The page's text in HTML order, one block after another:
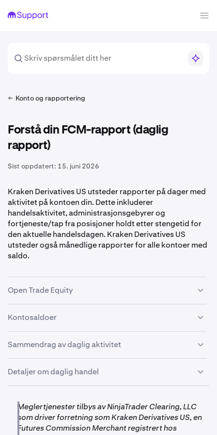
Konto og rapportering
Forstå din FCM-rapport (daglig
rapport)
Sist oppdatert: 15. juni 2026
Kraken Derivatives US utsteder rapporter på dager med
aktivitet på kontoen din. Dette inkluderer
handelsaktivitet, administrasjonsgebyrer og
fortjeneste/tap fra posisjoner holdt etter stengetid for
den aktuelle handelsdagen. Kraken Derivatives US
utsteder også månedlige rapporter for alle kontoer med
saldo.
Open Trade Equity
Dette vil kun ha en oppføring hvis du holdt en posisjon
i en posisjon ved stengetid, vil rapporten vise
egenkapitalen i den åpne posisjonen.
denne seksjonen.
Kontosaldoer
Denne seksjonen gir en oversikt over saldoen din for den
aktuelle handelsdagen.
Startsaldo er saldoen på kontoen din ved starten av
Sammendrag av daglig aktivitet
Denne seksjonen spesifiserer aktivitet på kontoen din fra
den aktuelle handelsdagen. På venstre side vil du se
futureskontraktene som er handlet på kontoen din,
sammen med clearinggebyrer og
administrasjonsgebyrer (hvis aktuelt):
Detaljer om daglig handel
kontoen din i løpet av en bestemt handelsdag.
Meglertjenester tilbys av NinjaTrader Clearing, LLC
som driver forretning som Kraken Derivatives US, en
Futures Commission Merchant registrert hos